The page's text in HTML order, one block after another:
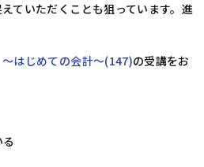
ていただくことも狙っています。進
はじめての会計～(147)の受講をお